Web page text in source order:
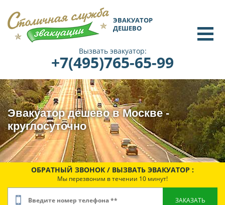
ЭВАКУАТОР
ДЕШЕВО
Вызвать эвакуатор:
+7(495)765-65-99
Эвакуатор дешево в Москве -
круглосуточно
ОБРАТНЫЙ ЗВОНОК / ВЫЗВАТЬ ЭВАКУАТОР :
Мы перезвоним в течении 10 минут!